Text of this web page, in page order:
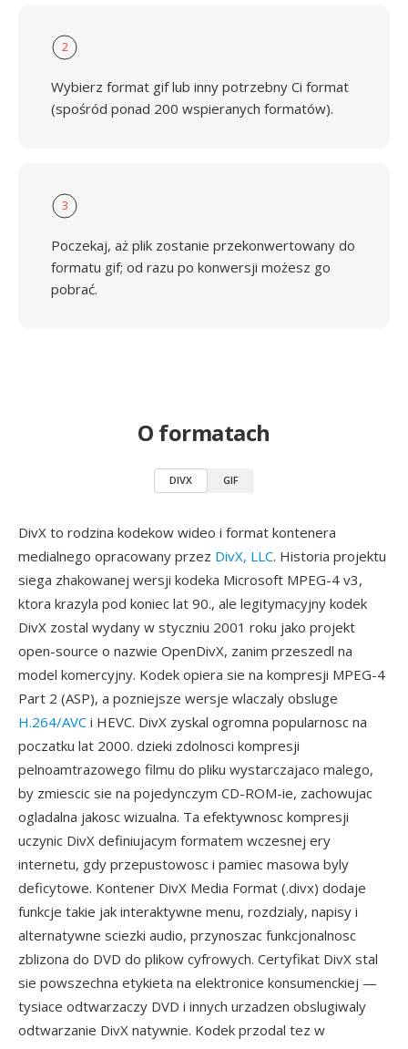
2
Wybierz format gif lub inny potrzebny Ci format
(spośród ponad 200 wspieranych formatów).
3
Poczekaj, aż plik zostanie przekonwertowany do
formatu gif; od razu po konwersji możesz go
pobrać.
O formatach
DIVX GIF
DivX to rodzina kodekow wideo i format kontenera
medialnego opracowany przez DivX, LLC. Historia projektu
siega zhakowanej wersji kodeka Microsoft MPEG-4 v3,
ktora krazyla pod koniec lat 90., ale legitymacyjny kodek
DivX zostal wydany w styczniu 2001 roku jako projekt
open-source o nazwie OpenDivX, zanim przeszedl na
model komercyjny. Kodek opiera sie na kompresji MPEG-4
Part 2 (ASP), a pozniejsze wersje wlaczaly obsluge
H.264/AVC i HEVC. DivX zyskal ogromna popularnosc na
poczatku lat 2000. dzieki zdolnosci kompresji
pelnoamtrazowego filmu do pliku wystarczajaco malego,
by zmiescic sie na pojedynczym CD-ROM-ie, zachowujac
ogladalna jakosc wizualna. Ta efektywnosc kompresji
uczynic DivX definiujacym formatem wczesnej ery
internetu, gdy przepustowosc i pamiec masowa byly
deficytowe. Kontener DivX Media Format (.divx) dodaje
funkcje takie jak interaktywne menu, rozdzialy, napisy i
alternatywne sciezki audio, przynoszac funkcjonalnosc
zblizona do DVD do plikow cyfrowych. Certyfikat DivX stal
sie powszechna etykieta na elektronice konsumenckiej —
tysiace odtwarzaczy DVD i innych urzadzen obslugiwaly
odtwarzanie DivX natywnie. Kodek przodal tez w